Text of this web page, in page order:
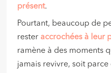
présent.
Pourtant, beaucoup de
rester accrochées à leur
ramène à des moments
jamais revivre, soit parce